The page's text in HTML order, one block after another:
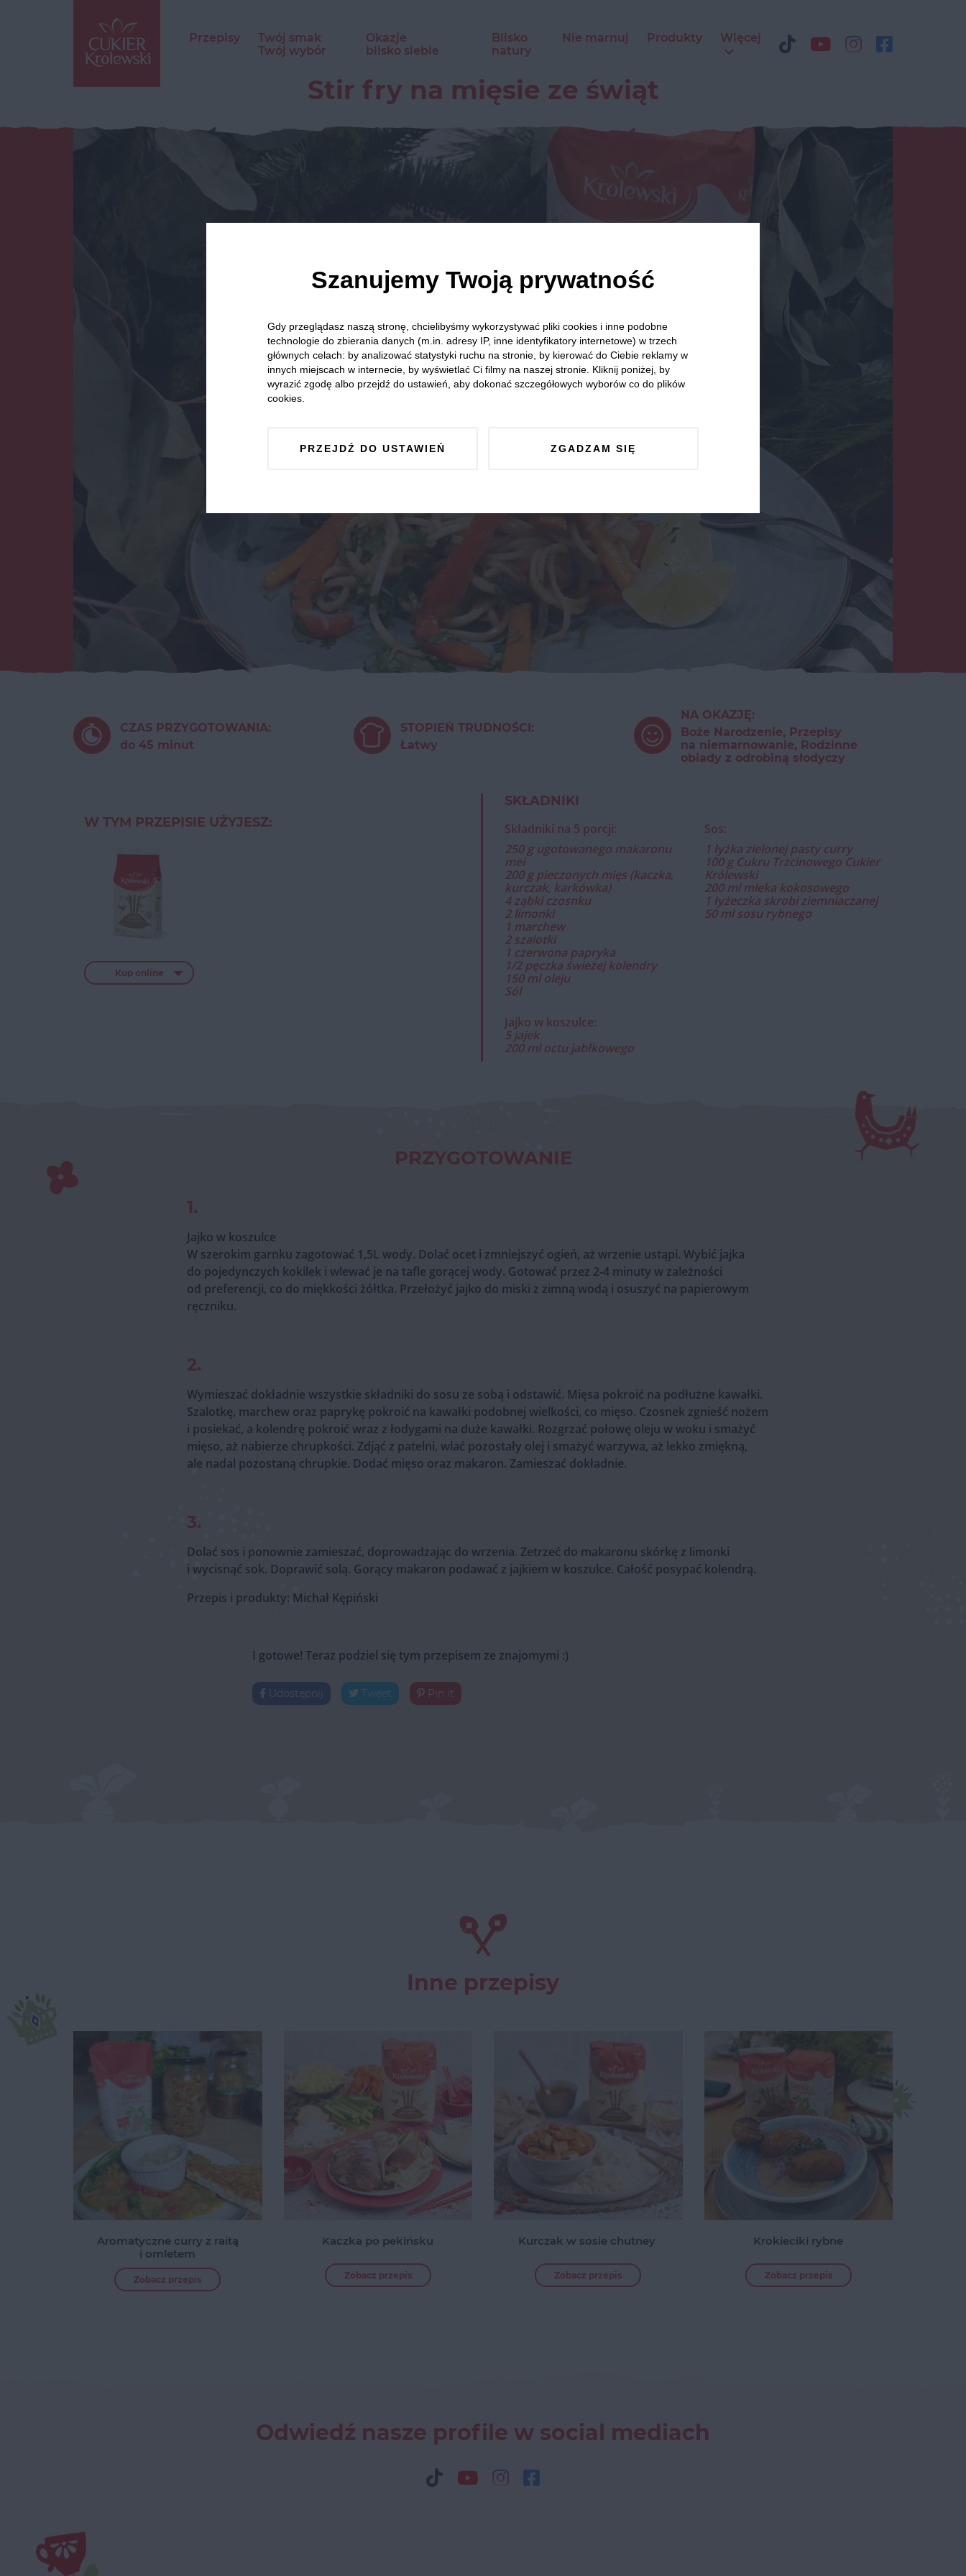
Przepisy
Twój smak
Twój wybór
Okazje
blisko siebie
Blisko
natury
Nie marnuj Produkty Więcej
Stir fry na mięsie ze świąt
CZAS PRZYGOTOWANIA:
do 45 minut
STOPIEŃ TRUDNOŚCI:
Łatwy
NA OKAZJĘ:
Boże Narodzenie, Przepisy
na niemarnowanie, Rodzinne
obiady z odrobiną słodyczy
W TYM PRZEPISIE UŻYJESZ:
Kup online
SKŁADNIKI
Składniki na 5 porcji:
250 g ugotowanego makaronu
mei
200 g pieczonych mięs (kaczka,
kurczak, karkówka)
4 ząbki czosnku
2 limonki
1 marchew
2 szalotki
1 czerwona papryka
1/2 pęczka świeżej kolendry
150 ml oleju
Sól
Sos:
1 łyżka zielonej pasty curry
100 g Cukru Trzcinowego Cukier
Królewski
200 ml mleka kokosowego
1 łyżeczka skrobi ziemniaczanej
50 ml sosu rybnego
Jajko w koszulce:
5 jajek
200 ml octu jabłkowego
PRZYGOTOWANIE
1.
Jajko w koszulce
W szerokim garnku zagotować 1,5L wody. Dolać ocet i zmniejszyć ogień, aż wrzenie ustąpi. Wybić jajka
do pojedynczych kokilek i wlewać je na tafle gorącej wody. Gotować przez 2-4 minuty w zależności
od preferencji, co do miękkości żółtka. Przełożyć jajko do miski z zimną wodą i osuszyć na papierowym
ręczniku.
2.
Wymieszać dokładnie wszystkie składniki do sosu ze sobą i odstawić. Mięsa pokroić na podłużne kawałki.
Szalotkę, marchew oraz paprykę pokroić na kawałki podobnej wielkości, co mięso. Czosnek zgnieść nożem
i posiekać, a kolendrę pokroić wraz z łodygami na duże kawałki. Rozgrzać połowę oleju w woku i smażyć
mięso, aż nabierze chrupkości. Zdjąć z patelni, wlać pozostały olej i smażyć warzywa, aż lekko zmiękną,
ale nadal pozostaną chrupkie. Dodać mięso oraz makaron. Zamieszać dokładnie.
3.
Dolać sos i ponownie zamieszać, doprowadzając do wrzenia. Zetrzeć do makaronu skórkę z limonki
i wycisnąć sok. Doprawić solą. Gorący makaron podawać z jajkiem w koszulce. Całość posypać kolendrą.
Przepis i produkty: Michał Kępiński
I gotowe! Teraz podziel się tym przepisem ze znajomymi :)
Udostępnij Tweet Pin it
Inne przepisy
Aromatyczne curry z raitą
i omletem
Zobacz przepis
Kaczka po pekińsku
Zobacz przepis
Kurczak w sosie chutney
Zobacz przepis
Krokieciki rybne
Zobacz przepis
Odwiedź nasze profile w social mediach
Szanujemy Twoją prywatność
Gdy przeglądasz naszą stronę, chcielibyśmy wykorzystywać pliki cookies i inne podobne
technologie do zbierania danych (m.in. adresy IP, inne identyfikatory internetowe) w trzech
głównych celach: by analizować statystyki ruchu na stronie, by kierować do Ciebie reklamy w
innych miejscach w internecie, by wyświetlać Ci filmy na naszej stronie. Kliknij poniżej, by
wyrazić zgodę albo przejdź do ustawień, aby dokonać szczegółowych wyborów co do plików
cookies.
PRZEJDŹ DO USTAWIEŃ ZGADZAM SIĘ